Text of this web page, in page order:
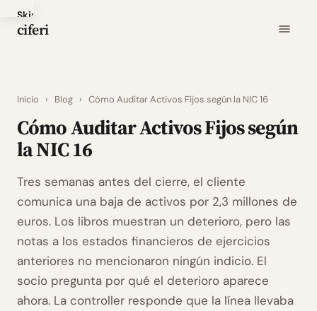
Skip
to
ciferi
Inicio › Blog › Cómo Auditar Activos Fijos según la NIC 16
Cómo Auditar Activos Fijos según
la NIC 16
Tres semanas antes del cierre, el cliente
comunica una baja de activos por 2,3 millones de
euros. Los libros muestran un deterioro, pero las
notas a los estados financieros de ejercicios
anteriores no mencionaron ningún indicio. El
socio pregunta por qué el deterioro aparece
ahora. La controller responde que la línea llevaba